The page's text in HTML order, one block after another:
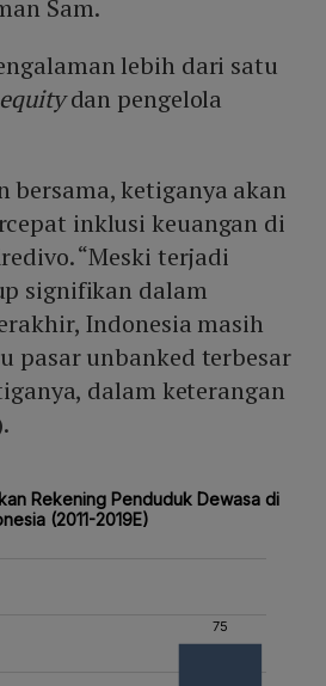
Sam.
lebih dari satu
dan pengelola
bersama, ketiganya akan
inklusi keuangan di
“Meski terjadi
signifikan dalam
Indonesia masih
pasar unbanked terbesar
dalam keterangan